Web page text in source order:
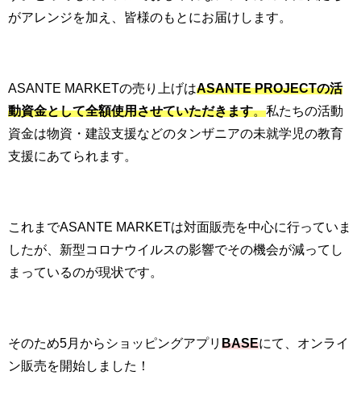
がアレンジを加え、皆様のもとにお届けします。
ASANTE MARKETの売り上げはASANTE PROJECTの活
動資金として全額使用させていただきます。私たちの活動
資金は物資・建設支援などのタンザニアの未就学児の教育
支援にあてられます。
これまでASANTE MARKETは対面販売を中心に行っていま
したが、新型コロナウイルスの影響でその機会が減ってし
まっているのが現状です。
そのため5月からショッピングアプリ BASEにて、オンライ
ン販売を開始しました！